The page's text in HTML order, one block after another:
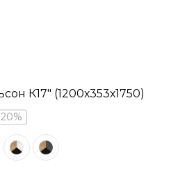
К17" (1200х353х1750)
20%